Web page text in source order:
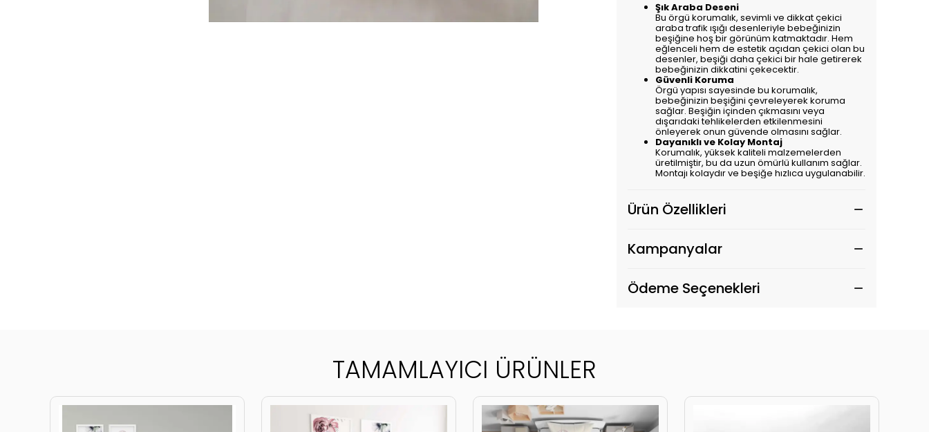
Şık Araba Deseni
Bu örgü korumalık, sevimli ve dikkat çekici
araba trafik ışığı desenleriyle bebeğinizin
beşiğine hoş bir görünüm katmaktadır. Hem
eğlenceli hem de estetik açıdan çekici olan bu
desenler, beşiği daha çekici bir hale getirerek
bebeğinizin dikkatini çekecektir.
Güvenli Koruma
Örgü yapısı sayesinde bu korumalık,
bebeğinizin beşiğini çevreleyerek koruma
sağlar. Beşiğin içinden çıkmasını veya
dışarıdaki tehlikelerden etkilenmesini
önleyerek onun güvende olmasını sağlar.
Dayanıklı ve Kolay Montaj
Korumalık, yüksek kaliteli malzemelerden
üretilmiştir, bu da uzun ömürlü kullanım sağlar.
Montajı kolaydır ve beşiğe hızlıca uygulanabilir.
Ürün Özellikleri
Kampanyalar
Ödeme Seçenekleri
TAMAMLAYICI ÜRÜNLER